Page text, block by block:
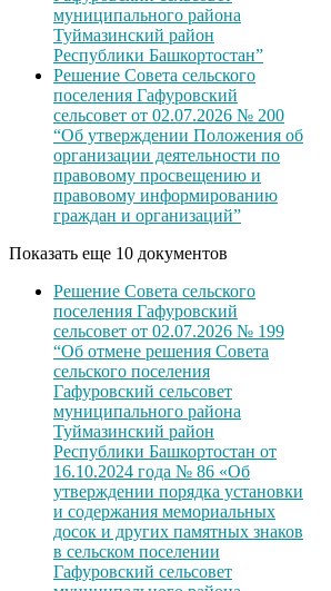
муниципального района
Туймазинский район
Республики Башкортостан”
Решение Совета сельского
поселения Гафуровский
сельсовет от 02.07.2026 № 200
“Об утверждении Положения об
организации деятельности по
правовому просвещению и
правовому информированию
граждан и организаций”
Показать еще 10 документов
Решение Совета сельского
поселения Гафуровский
сельсовет от 02.07.2026 № 199
“Об отмене решения Совета
сельского поселения
Гафуровский сельсовет
муниципального района
Туймазинский район
Республики Башкортостан от
16.10.2024 года № 86 «Об
утверждении порядка установки
и содержания мемориальных
досок и других памятных знаков
в сельском поселении
Гафуровский сельсовет